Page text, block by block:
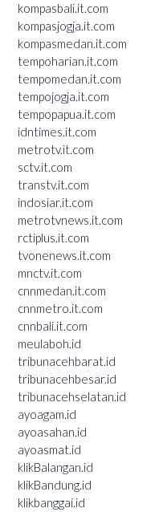
kompasbali.it.com
kompasjogja.it.com
kompasmedan.it.com
tempoharian.it.com
tempomedan.it.com
tempojogja.it.com
tempopapua.it.com
idntimes.it.com
metrotv.it.com
sctv.it.com
transtv.it.com
indosiar.it.com
metrotvnews.it.com
rctiplus.it.com
tvonenews.it.com
mnctv.it.com
cnnmedan.it.com
cnnmetro.it.com
cnnbali.it.com
meulaboh.id
tribunacehbarat.id
tribunacehbesar.id
tribunacehselatan.id
ayoagam.id
ayoasahan.id
ayoasmat.id
klikBalangan.id
klikBandung.id
klikbanggai.id